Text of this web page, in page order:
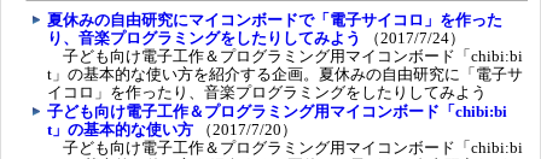
夏休みの自由研究にマイコンボードで「電子サイコロ」を作った
り、音楽プログラミングをしたりしてみよう
（2017/7/24）
子ども向け電子工作＆プログラミング用マイコンボード「chibi:bi
t」の基本的な使い方を紹介する企画。夏休みの自由研究に「電子サ
イコロ」を作ったり、音楽プログラミングをしたりしてみよう
子ども向け電子工作＆プログラミング用マイコンボード「chibi:bi
t」の基本的な使い方 （2017/7/20）
子ども向け電子工作＆プログラミング用マイコンボード「chibi:bi